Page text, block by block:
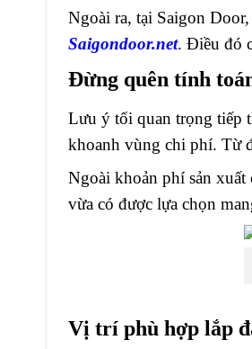
Ngoài ra, tại Saigon
Saigondoor.net. Điều đó
Đừng quên tính
Lưu ý tối quan trọng tiếp
khoanh vùng chi phí. Từ
Ngoài khoản phí sản
vừa có được lựa chọn
Vị trí phù hợp lắp